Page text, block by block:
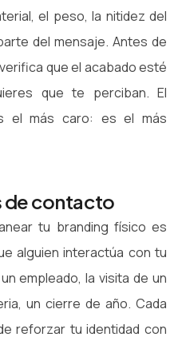
el peso, la nitidez del
del mensaje. Antes de
que el acabado esté
que te perciban. El
el más caro: es el más
de contacto
tu branding físico es
alguien interactúa con tu
empleado, la visita de un
un cierre de año. Cada
reforzar tu identidad con